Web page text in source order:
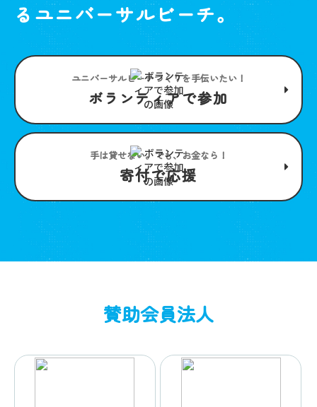
るユニバーサルビーチ。
ユニバーサルビーチつくりを手伝いたい！
ボランティアで参加
手は貸せない。でも、お金なら！
寄付で応援
賛助会員法人